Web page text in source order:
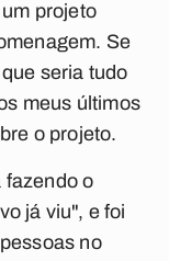
projeto
Se
seria tudo
meus últimos
o projeto.
fazendo o
já viu", e foi
no